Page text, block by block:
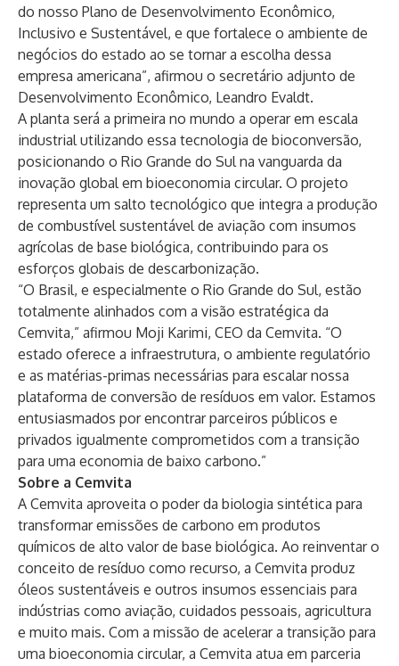
do nosso Plano de Desenvolvimento Econômico,
Inclusivo e Sustentável, e que fortalece o ambiente de
negócios do estado ao se tornar a escolha dessa
empresa americana”, afirmou o secretário adjunto de
Desenvolvimento Econômico, Leandro Evaldt.
A planta será a primeira no mundo a operar em escala
industrial utilizando essa tecnologia de bioconversão,
posicionando o Rio Grande do Sul na vanguarda da
inovação global em bioeconomia circular. O projeto
representa um salto tecnológico que integra a produção
de combustível sustentável de aviação com insumos
agrícolas de base biológica, contribuindo para os
esforços globais de descarbonização.
“O Brasil, e especialmente o Rio Grande do Sul, estão
totalmente alinhados com a visão estratégica da
Cemvita,” afirmou Moji Karimi, CEO da Cemvita. “O
estado oferece a infraestrutura, o ambiente regulatório
e as matérias-primas necessárias para escalar nossa
plataforma de conversão de resíduos em valor. Estamos
entusiasmados por encontrar parceiros públicos e
privados igualmente comprometidos com a transição
para uma economia de baixo carbono.”
Sobre a Cemvita
A Cemvita aproveita o poder da biologia sintética para
transformar emissões de carbono em produtos
químicos de alto valor de base biológica. Ao reinventar o
conceito de resíduo como recurso, a Cemvita produz
óleos sustentáveis e outros insumos essenciais para
indústrias como aviação, cuidados pessoais, agricultura
e muito mais. Com a missão de acelerar a transição para
uma bioeconomia circular, a Cemvita atua em parceria